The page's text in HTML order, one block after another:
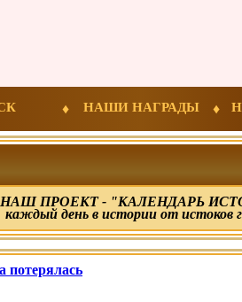
НАШИ НАГРАДЫ
НАШ ПРОЕКТ - "КАЛЕНДАРЬ
каждый день в истории от истоков